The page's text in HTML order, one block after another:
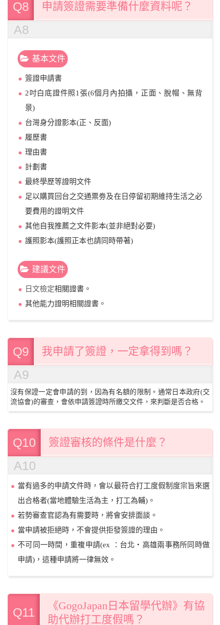
Q8 申請簽證需要準備什麼資料呢？
A8
基本文件
簽證申請書
2吋白底證件照1張(6個月內拍攝，正面、脫帽、無背
景)
台灣身分證影本(正、反面)
履歷書
理由書
計劃書
最終學歷等證明文件
足以購買回台之交通票劵及在日停留初期維持生活之必
要費用的證明文件
其他自我推薦之文件影本(並非絕對必要)
護照影本(護照正本也請同時帶著)
建議文件
日文檢定相關證書。
其他能力證明相關證書。
Q9 我申請了簽證，一定拿得到嗎？
A9
沒有保證一定會申請的到，因為有名額的限制。通常日本政府(交
流協會)的審查，會依申請簽證時所繳交文件，來判斷是否合格。
Q10 簽證審核的條件是什麼？
A10
當有過多的申請文件時，會以最符合打工度假制度宗旨來選
出合格者(當地體驗生活為主，打工為輔)。
若勢審查官認為有需要時，將會安排面談。
當申請被拒絕時，不會提供拒發簽證的理由。
不可同一時間，重複申請(ex ：台北・高雄兩事務所同時做
申請)，這種申請將一律無效。
Q11
《GogoJapan日本留學代辦》有協
助代辦打工度假嗎？